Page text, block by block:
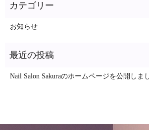
お知らせ
Nail Salon Sakuraのホームページを公開しま